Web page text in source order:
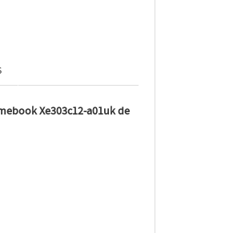
Xe303c12-a01uk de